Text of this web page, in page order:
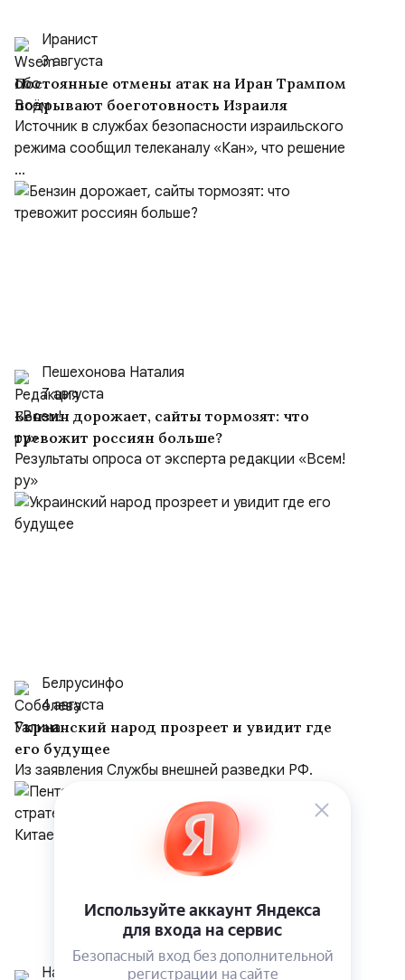
Иранист
3 августа
Постоянные отмены атак на Иран Трампом
подрывают боеготовность Израиля
Источник в службах безопасности израильского
режима сообщил телеканалу «Кан», что решение
...
Пешехонова Наталия
7 августа
Бензин дорожает, сайты тормозят: что
тревожит россиян больше?
Результаты опроса от эксперта редакции «Всем!
ру»
Белрусинфо
4 августа
Украинский народ прозреет и увидит где
его будущее
Из заявления Службы внешней разведки РФ.
Национальный Курс